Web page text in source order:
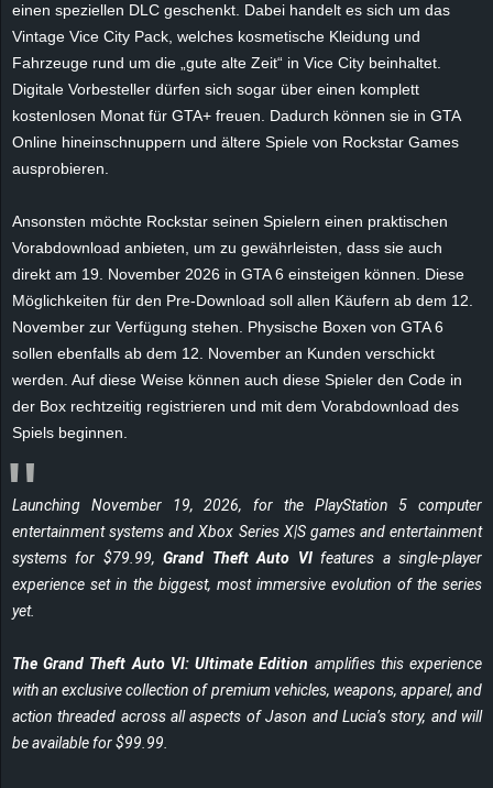
einen speziellen DLC geschenkt. Dabei handelt es sich um das
Vintage Vice City Pack, welches kosmetische Kleidung und
Fahrzeuge rund um die „gute alte Zeit“ in Vice City beinhaltet.
Digitale Vorbesteller dürfen sich sogar über einen komplett
kostenlosen Monat für GTA+ freuen. Dadurch können sie in GTA
Online hineinschnuppern und ältere Spiele von Rockstar Games
ausprobieren.
Ansonsten möchte Rockstar seinen Spielern einen praktischen
Vorabdownload anbieten, um zu gewährleisten, dass sie auch
direkt am 19. November 2026 in GTA 6 einsteigen können. Diese
Möglichkeiten für den Pre-Download soll allen Käufern ab dem 12.
November zur Verfügung stehen. Physische Boxen von GTA 6
sollen ebenfalls ab dem 12. November an Kunden verschickt
werden. Auf diese Weise können auch diese Spieler den Code in
der Box rechtzeitig registrieren und mit dem Vorabdownload des
Spiels beginnen.
Launching November 19, 2026, for the PlayStation 5 computer
entertainment systems and Xbox Series X|S games and entertainment
systems for $79.99,Grand Theft Auto VIfeatures a single-player
experience set in the biggest, most immersive evolution of the series
yet.
The Grand Theft Auto VI: Ultimate Edition amplifies this experience
with an exclusive collection of premium vehicles, weapons, apparel, and
action threaded across all aspects of Jason and Lucia’s story, and will
be available for $99.99.